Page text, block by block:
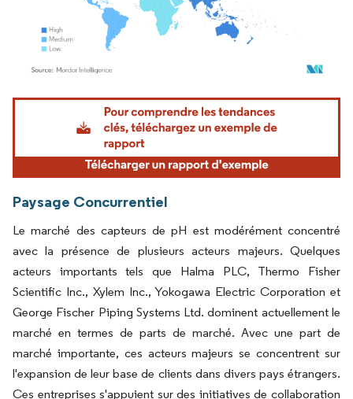
Image © Mordor Intelligence. La réutilisation nécessite une attribution sous CC BY
Paysage Concurrentiel
Le marché des capteurs de pH est modérément concentré
avec la présence de plusieurs acteurs majeurs. Quelques
acteurs importants tels que Halma PLC, Thermo Fisher
Scientific Inc., Xylem Inc., Yokogawa Electric Corporation et
George Fischer Piping Systems Ltd. dominent actuellement le
marché en termes de parts de marché. Avec une part de
marché importante, ces acteurs majeurs se concentrent sur
l'expansion de leur base de clients dans divers pays étrangers.
Ces entreprises s'appuient sur des initiatives de collaboration